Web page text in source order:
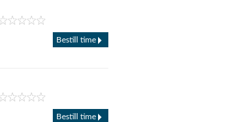
Bestill time
Bestill time